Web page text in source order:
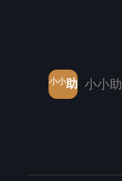
小小助 小小助